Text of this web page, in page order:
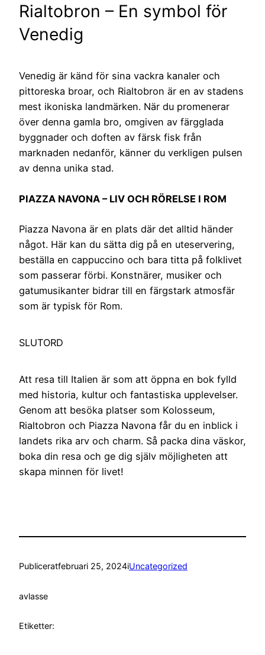
Rialtobron – En symbol för
Venedig
Venedig är känd för sina vackra kanaler och
pittoreska broar, och Rialtobron är en av stadens
mest ikoniska landmärken. När du promenerar
över denna gamla bro, omgiven av färgglada
byggnader och doften av färsk fisk från
marknaden nedanför, känner du verkligen pulsen
av denna unika stad.
PIAZZA NAVONA – LIV OCH RÖRELSE I ROM
Piazza Navona är en plats där det alltid händer
något. Här kan du sätta dig på en uteservering,
beställa en cappuccino och bara titta på folklivet
som passerar förbi. Konstnärer, musiker och
gatumusikanter bidrar till en färgstark atmosfär
som är typisk för Rom.
SLUTORD
Att resa till Italien är som att öppna en bok fylld
med historia, kultur och fantastiska upplevelser.
Genom att besöka platser som Kolosseum,
Rialtobron och Piazza Navona får du en inblick i
landets rika arv och charm. Så packa dina väskor,
boka din resa och ge dig själv möjligheten att
skapa minnen för livet!
Publiceratfebruari 25, 2024iUncategorized
avlasse
Etiketter: